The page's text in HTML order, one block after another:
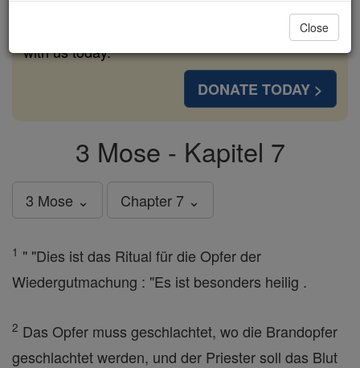
families and keep this life-changing formation
free for all. Be Courageous. Be Catholic. Stand
with us today.
DONATE TODAY >
3 Mose - Kapitel 7
3 Mose ⌄ Chapter 7 ⌄
1 " "Dies ist das Ritual für die Opfer der
Wiedergutmachung : "Es ist besonders heilig .
2 Das Opfer muss geschlachtet, wo die Brandopfer
geschlachtet werden, und der Priester soll das Blut
Close